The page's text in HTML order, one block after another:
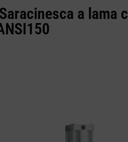
Saracinesca a lama